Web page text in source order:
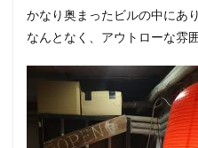
かなり奥まったビルの中にあ
なんとなく、アウトローな雰